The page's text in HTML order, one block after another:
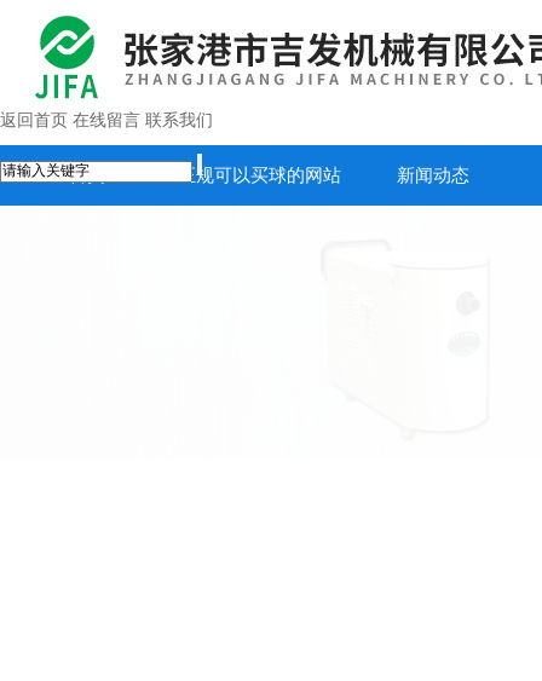
返回首页 在线留言 联系我们
首页 正规可以买球的网站 新闻动态